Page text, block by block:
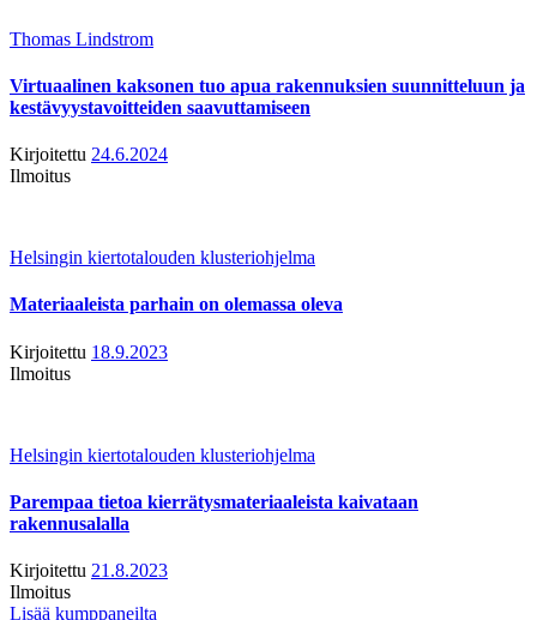
Thomas Lindstrom
Virtuaalinen kaksonen tuo apua rakennuksien suunnitteluun ja
kestävyystavoitteiden saavuttamiseen
Kirjoitettu 24.6.2024
Ilmoitus
Helsingin kiertotalouden klusteriohjelma
Materiaaleista parhain on olemassa oleva
Kirjoitettu 18.9.2023
Ilmoitus
Helsingin kiertotalouden klusteriohjelma
Parempaa tietoa kierrätysmateriaaleista kaivataan
rakennusalalla
Kirjoitettu 21.8.2023
Ilmoitus
Lisää kumppaneilta